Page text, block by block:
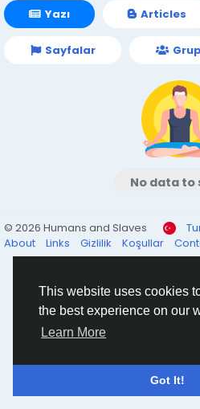
This website uses cookies
the best experience on our
Learn More
Got It!
Yazı Articles
Sayfalar
No data to
© 2026 Humans and Slaves
About
Links Gizlilik Koşullar